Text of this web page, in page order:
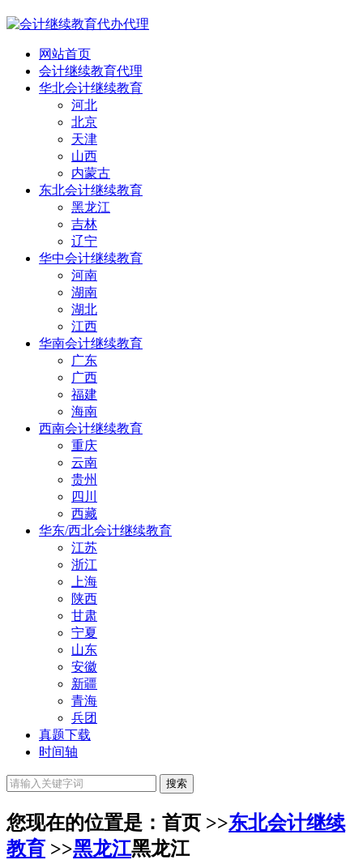
网站首页
会计继续教育代理
华北会计继续教育
河北
北京
天津
山西
内蒙古
东北会计继续教育
黑龙江
吉林
辽宁
华中会计继续教育
河南
湖南
湖北
江西
华南会计继续教育
广东
广西
福建
海南
西南会计继续教育
重庆
云南
贵州
四川
西藏
华东/西北会计继续教育
江苏
浙江
上海
陕西
甘肃
宁夏
山东
安徽
新疆
青海
兵团
真题下载
时间轴
您现在的位置是：首页 >>东北会计继续
教育 >>黑龙江黑龙江